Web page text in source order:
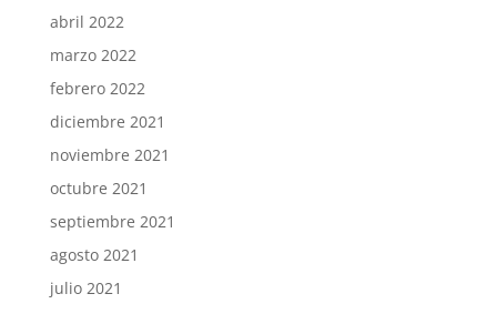
abril 2022
marzo 2022
febrero 2022
diciembre 2021
noviembre 2021
octubre 2021
septiembre 2021
agosto 2021
julio 2021